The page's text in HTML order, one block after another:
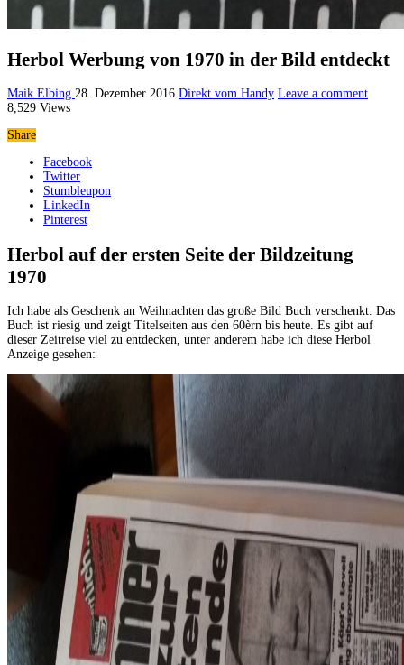
Herbol Werbung von 1970 in der Bild entdeckt
Maik Elbing 28. Dezember 2016 Direkt vom Handy Leave a comment
8,529 Views
Share
Facebook
Twitter
Stumbleupon
LinkedIn
Pinterest
Herbol auf der ersten Seite der Bildzeitung
1970
Ich habe als Geschenk an Weihnachten das große Bild Buch verschenkt. Das
Buch ist riesig und zeigt Titelseiten aus den 60èrn bis heute. Es gibt auf
dieser Zeitreise viel zu entdecken, unter anderem habe ich diese Herbol
Anzeige gesehen: